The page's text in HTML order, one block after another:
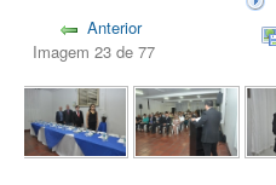
Anterior
Imagem 23 de 77